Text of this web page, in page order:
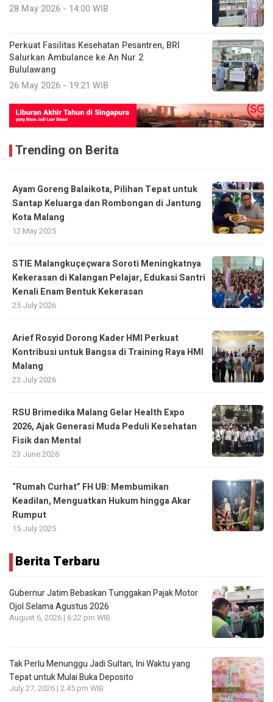
28 May 2026 - 14:00 WIB
Perkuat Fasilitas Kesehatan Pesantren, BRI
Salurkan Ambulance ke An Nur 2
Bululawang
26 May 2026 - 19:21 WIB
Trending on Berita
Ayam Goreng Balaikota, Pilihan Tepat untuk
Santap Keluarga dan Rombongan di Jantung
Kota Malang
12 May 2025
STIE Malangkuçeçwara Soroti Meningkatnya
Kekerasan di Kalangan Pelajar, Edukasi Santri
Kenali Enam Bentuk Kekerasan
25 July 2026
Arief Rosyid Dorong Kader HMI Perkuat
Kontribusi untuk Bangsa di Training Raya HMI
Malang
23 July 2026
RSU Brimedika Malang Gelar Health Expo
2026, Ajak Generasi Muda Peduli Kesehatan
Fisik dan Mental
23 June 2026
“Rumah Curhat” FH UB: Membumikan
Keadilan, Menguatkan Hukum hingga Akar
Rumput
15 July 2025
Berita Terbaru
Gubernur Jatim Bebaskan Tunggakan Pajak Motor
Ojol Selama Agustus 2026
August 6, 2026 | 6:22 pm WIB
Tak Perlu Menunggu Jadi Sultan, Ini Waktu yang
Tepat untuk Mulai Buka Deposito
July 27, 2026 | 2:45 pm WIB